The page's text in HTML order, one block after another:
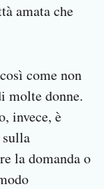
amata che
come non
molte donne.
invece, è
la domanda o